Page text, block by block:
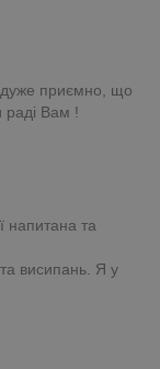
приємно, що
раді Вам !
напитана та
висипань. Я у